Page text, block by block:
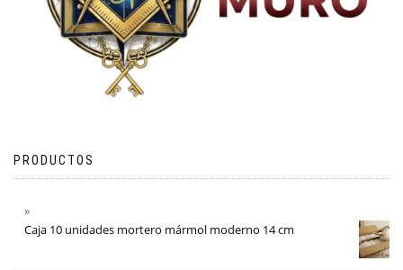
PRODUCTOS
Caja 10 unidades mortero mármol moderno 14 cm